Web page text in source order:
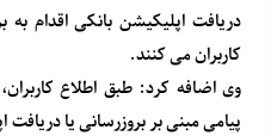
دریافت اپلیکیشن بانکی اقدام
کاربران می کنند.
وی اضافه کرد: طبق اطلاع
پیامی مبنی بر بروزرسانی یا